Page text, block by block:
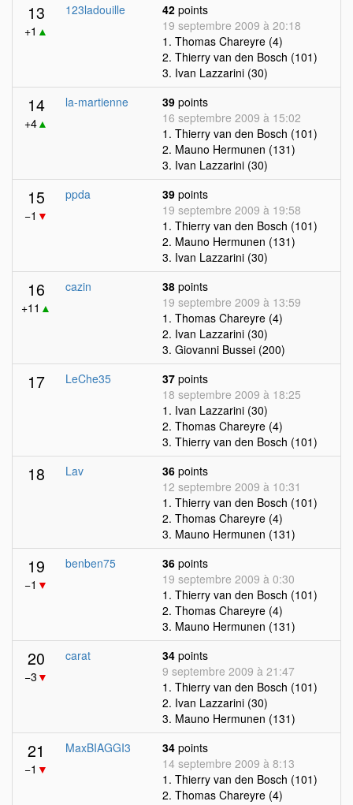
13
+1 ▲
123ladouille 42 points
19 septembre 2009 à 20:18
1. Thomas Chareyre (4)
2. Thierry van den Bosch (101)
3. Ivan Lazzarini (30)
14
+4▲
la-martienne 39 points
16 septembre 2009 à 15:02
1. Thierry van den Bosch (101)
2. Mauno Hermunen (131)
3. Ivan Lazzarini (30)
15
−1 ▼
ppda 39 points
19 septembre 2009 à 19:58
1. Thierry van den Bosch (101)
2. Mauno Hermunen (131)
3. Ivan Lazzarini (30)
16
+11 ▲
cazin 38 points
19 septembre 2009 à 13:59
1. Thomas Chareyre (4)
2. Ivan Lazzarini (30)
3. Giovanni Bussei (200)
17 LeChe35 37 points
18 septembre 2009 à 18:25
1. Ivan Lazzarini (30)
2. Thomas Chareyre (4)
3. Thierry van den Bosch (101)
18 Lav 36 points
12 septembre 2009 à 10:31
1. Thierry van den Bosch (101)
2. Thomas Chareyre (4)
3. Mauno Hermunen (131)
19
−1 ▼
benben75 36 points
19 septembre 2009 à 0:30
1. Thierry van den Bosch (101)
2. Thomas Chareyre (4)
3. Mauno Hermunen (131)
20
−3 ▼
carat 34 points
9 septembre 2009 à 21:47
1. Thierry van den Bosch (101)
2. Ivan Lazzarini (30)
3. Mauno Hermunen (131)
21
−1 ▼
MaxBIAGGI3 34 points
14 septembre 2009 à 8:13
1. Thierry van den Bosch (101)
2. Thomas Chareyre (4)